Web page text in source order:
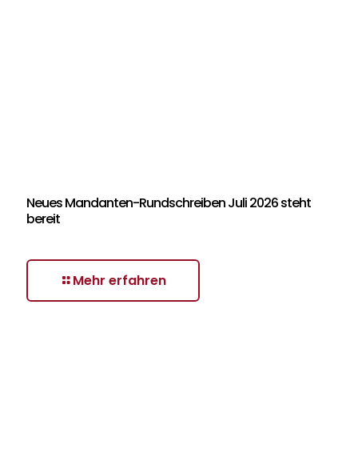
Neues Mandanten-Rundschreiben Juli 2026 steht
bereit
Mehr erfahren